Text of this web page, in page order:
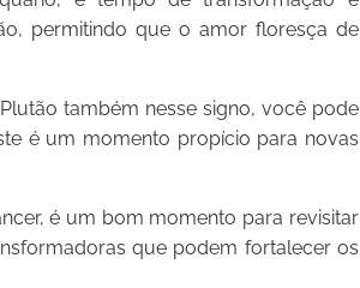
permitindo que o amor floresça de
também nesse signo, você pode
é um momento propício para novas
é um bom momento para revisitar
que podem fortalecer os